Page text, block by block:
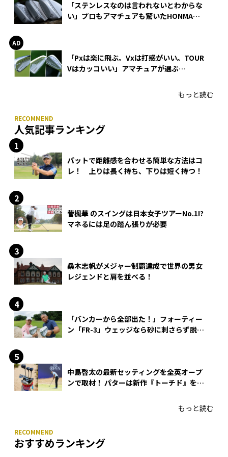
「ステンレスなのは言われないとわからな
い」プロもアマチュアも驚いたHONMA
「Pxは楽に飛ぶ。Vxは打感がいい。TOUR
Vはカッコいい」アマチュアが選ぶ
もっと読む
人気記事ランキング
パットで距離感を合わせる簡単な方法はコ
レ！ 上りは長く持ち、下りは短く持つ！
菅楓華 のスイングは日本女子ツアーNo.1!?
マネるには足の踏ん張りが必要
桑木志帆がメジャー制覇達成で世界の男女
レジェンドと肩を並べる！
「バンカーから全部出た！」フォーティー
ン「FR-3」ウェッジなら砂に刺さらず脱出
中島啓太の最新セッティングを全英オープ
ンで取材！ パターは新作『トーチド』を投
もっと読む
おすすめランキング